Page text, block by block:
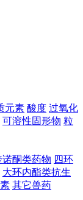
元素 酸度 过氧化
可溶性固形物 粒
诺酮类药物 四环
大环内酯类抗生
其它兽药